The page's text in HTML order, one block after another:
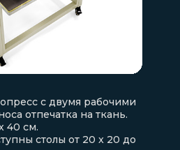
с двумя рабочими
отпечатка на ткань.
40 см.
столы от 20 x 20 до